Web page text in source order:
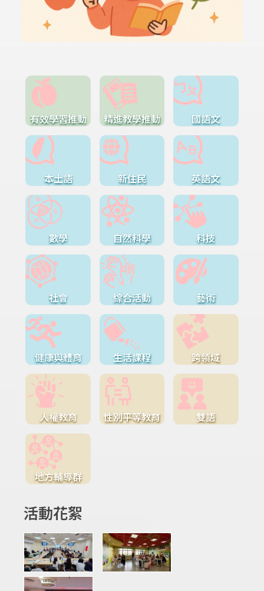
有效學習推動 精進教學推動 國語文
本土語 新住民 英語文
數學 自然科學 科技
社會 綜合活動 藝術
健康與體育 生活課程 跨領域
人權教育 性別平等教育 雙語
地方輔導群
活動花絮